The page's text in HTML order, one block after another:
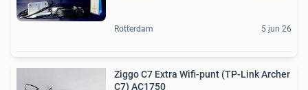
Rotterdam 5 jun 26
Ziggo C7 Extra Wifi-punt (TP-Link Archer
C7) AC1750